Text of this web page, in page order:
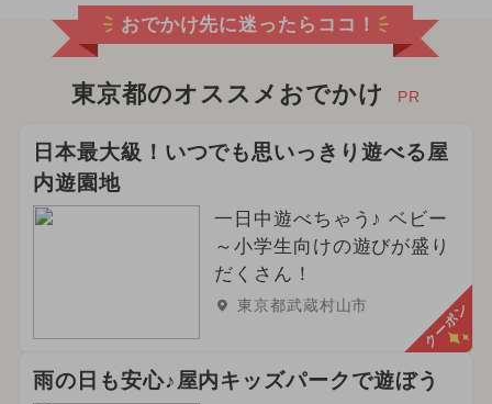
おでかけ先に迷ったらココ！
東京都のオススメおでかけ PR
日本最大級！いつでも思いっきり遊べる屋
内遊園地
一日中遊べちゃう♪ ベビー
～小学生向けの遊びが盛り
だくさん！
東京都武蔵村山市 クーポン
雨の日も安心♪屋内キッズパークで遊ぼう